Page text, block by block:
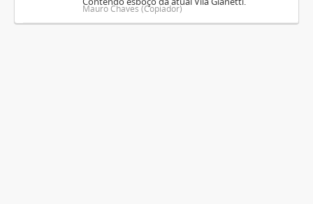
Mauro Chaves (Copiador)